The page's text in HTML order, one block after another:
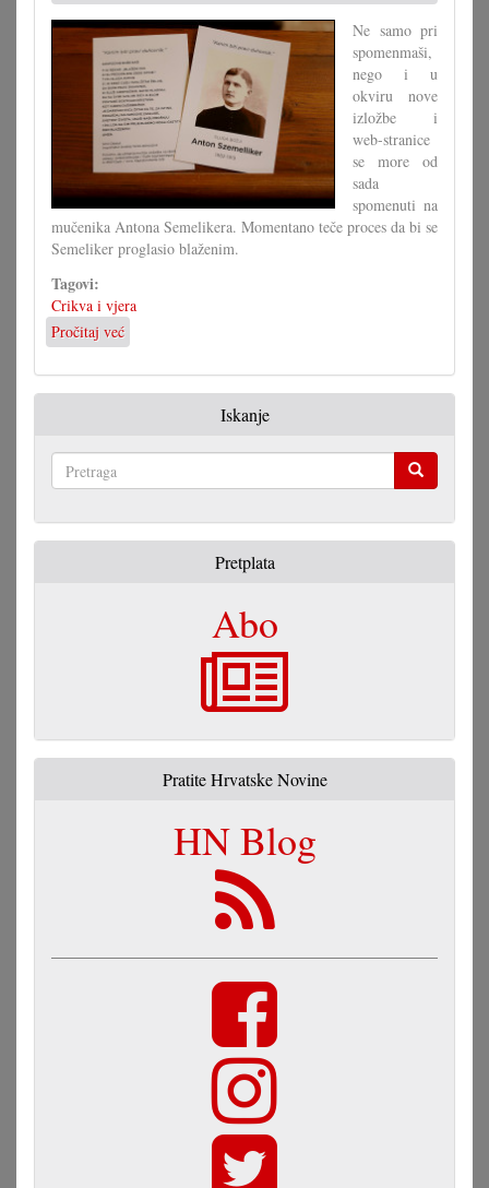
Ne samo pri
spomenmaši,
nego i u
okviru nove
izložbe i
web-stranice
se more od
sada
spomenuti na
mučenika Antona Semelikera. Momentano teče proces da bi se
Semeliker proglasio blaženim.
Tagovi:
Crikva i vjera
Pročitaj već
Spomenmaša
i
izložba
Iskanje
Pretplata
Abo
Pratite Hrvatske Novine
HN Blog